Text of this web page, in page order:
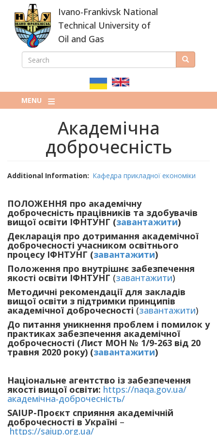
main
content
Ivano-Frankivsk National
Technical University of
Oil and Gas
ПОШУКОВА
SEARCH Search
MENU
Академічна
доброчесність
Additional Information Кафедра прикладної економіки
ПОЛОЖЕННЯ про академічну
доброчесність працівників та здобувачів
вищої освіти ІФНТУНГ (завантажити)
Декларація про дотримання академічної
доброчесності учасником освітнього
процесу ІФНТУНГ (завантажити)
Положення про внутрішнє забезпечення
якості освіти ІФНТУНГ (завантажити)
Методичні рекомендації для закладів
вищої освіти з підтримки принципів
академічної доброчесності(завантажити)
До питання уникнення проблем і помилок у
практиках забезпечення академічної
доброчесності (Лист МОН № 1/9-263 від 20
травня 2020 року) (завантажити)
Національне агентство із забезпечення
якості вищої освіти: https://naqa.gov.ua/
академічна-доброчесність/
SAIUP-Проєкт сприяння академічній
доброчесності в Україні –
https://saiup.org.ua/